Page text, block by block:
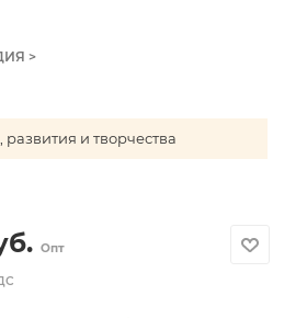
>
и творчества
Опт